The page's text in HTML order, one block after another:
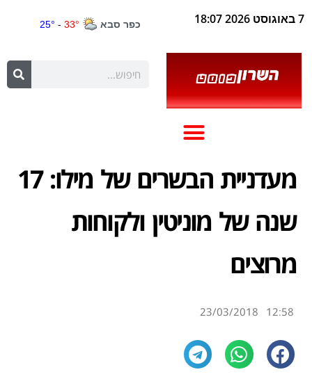
7 באוגוסט 2026 18:07
מעדניית הבשרים של מילו: 17
שנה של מוניטין ולקוחות
מרוצים
12:58
23/03/2018